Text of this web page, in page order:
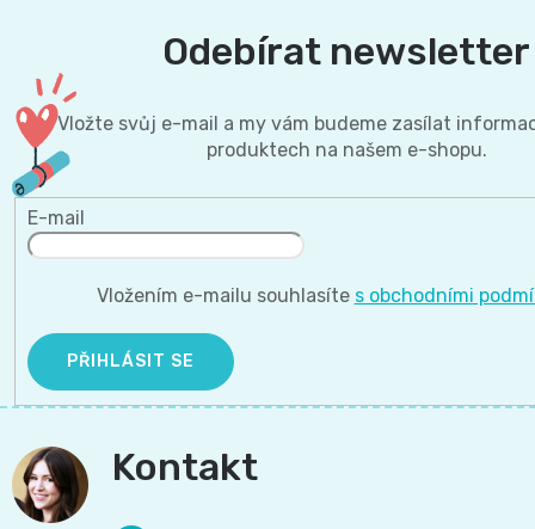
Odebírat newsletter
Vložte svůj e-mail a my vám budeme zasílat
produktech na našem e-shopu.
E-mail
Vložením e-mailu souhlasíte s obchodními
PŘIHLÁSIT SE
Kontakt